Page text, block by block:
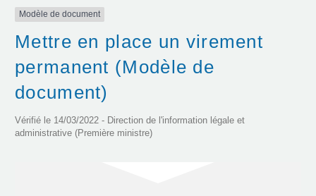
Modèle de document
Mettre en place un virement
permanent (Modèle de
document)
Vérifié le 14/03/2022 - Direction de l'information légale et
administrative (Première ministre)